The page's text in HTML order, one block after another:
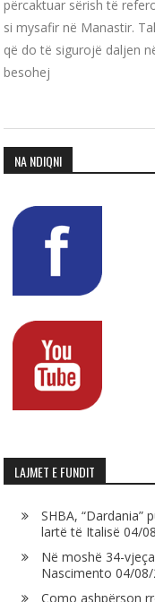
përcaktuar sërish të
si mysafir në Manastir.
që do të sigurojë daljen
besohej
NA NDIQNI
LAJMET E FUNDIT
SHBA, “Dardania”
lartë të Italisë 04/
Në moshë 34-
Nascimento 04/
Como ashpërson